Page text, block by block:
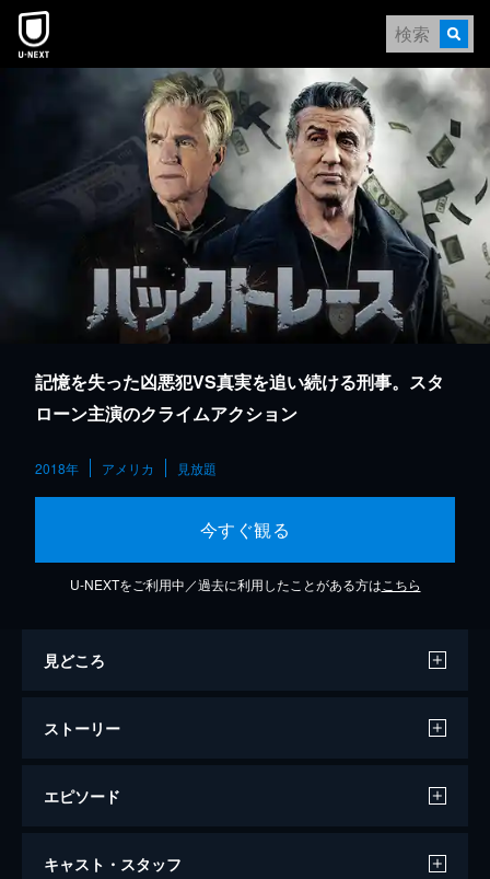
本文へスキップ
記憶を失った凶悪犯VS真実を追い続ける刑事。スタ
ローン主演のクライムアクション
2018年 アメリカ 見放題
今すぐ観る
U-NEXTをご利用中／過去に利用したことがある方は こちら
見どころ
ストーリー
エピソード
バックトレース
キャスト・スタッフ